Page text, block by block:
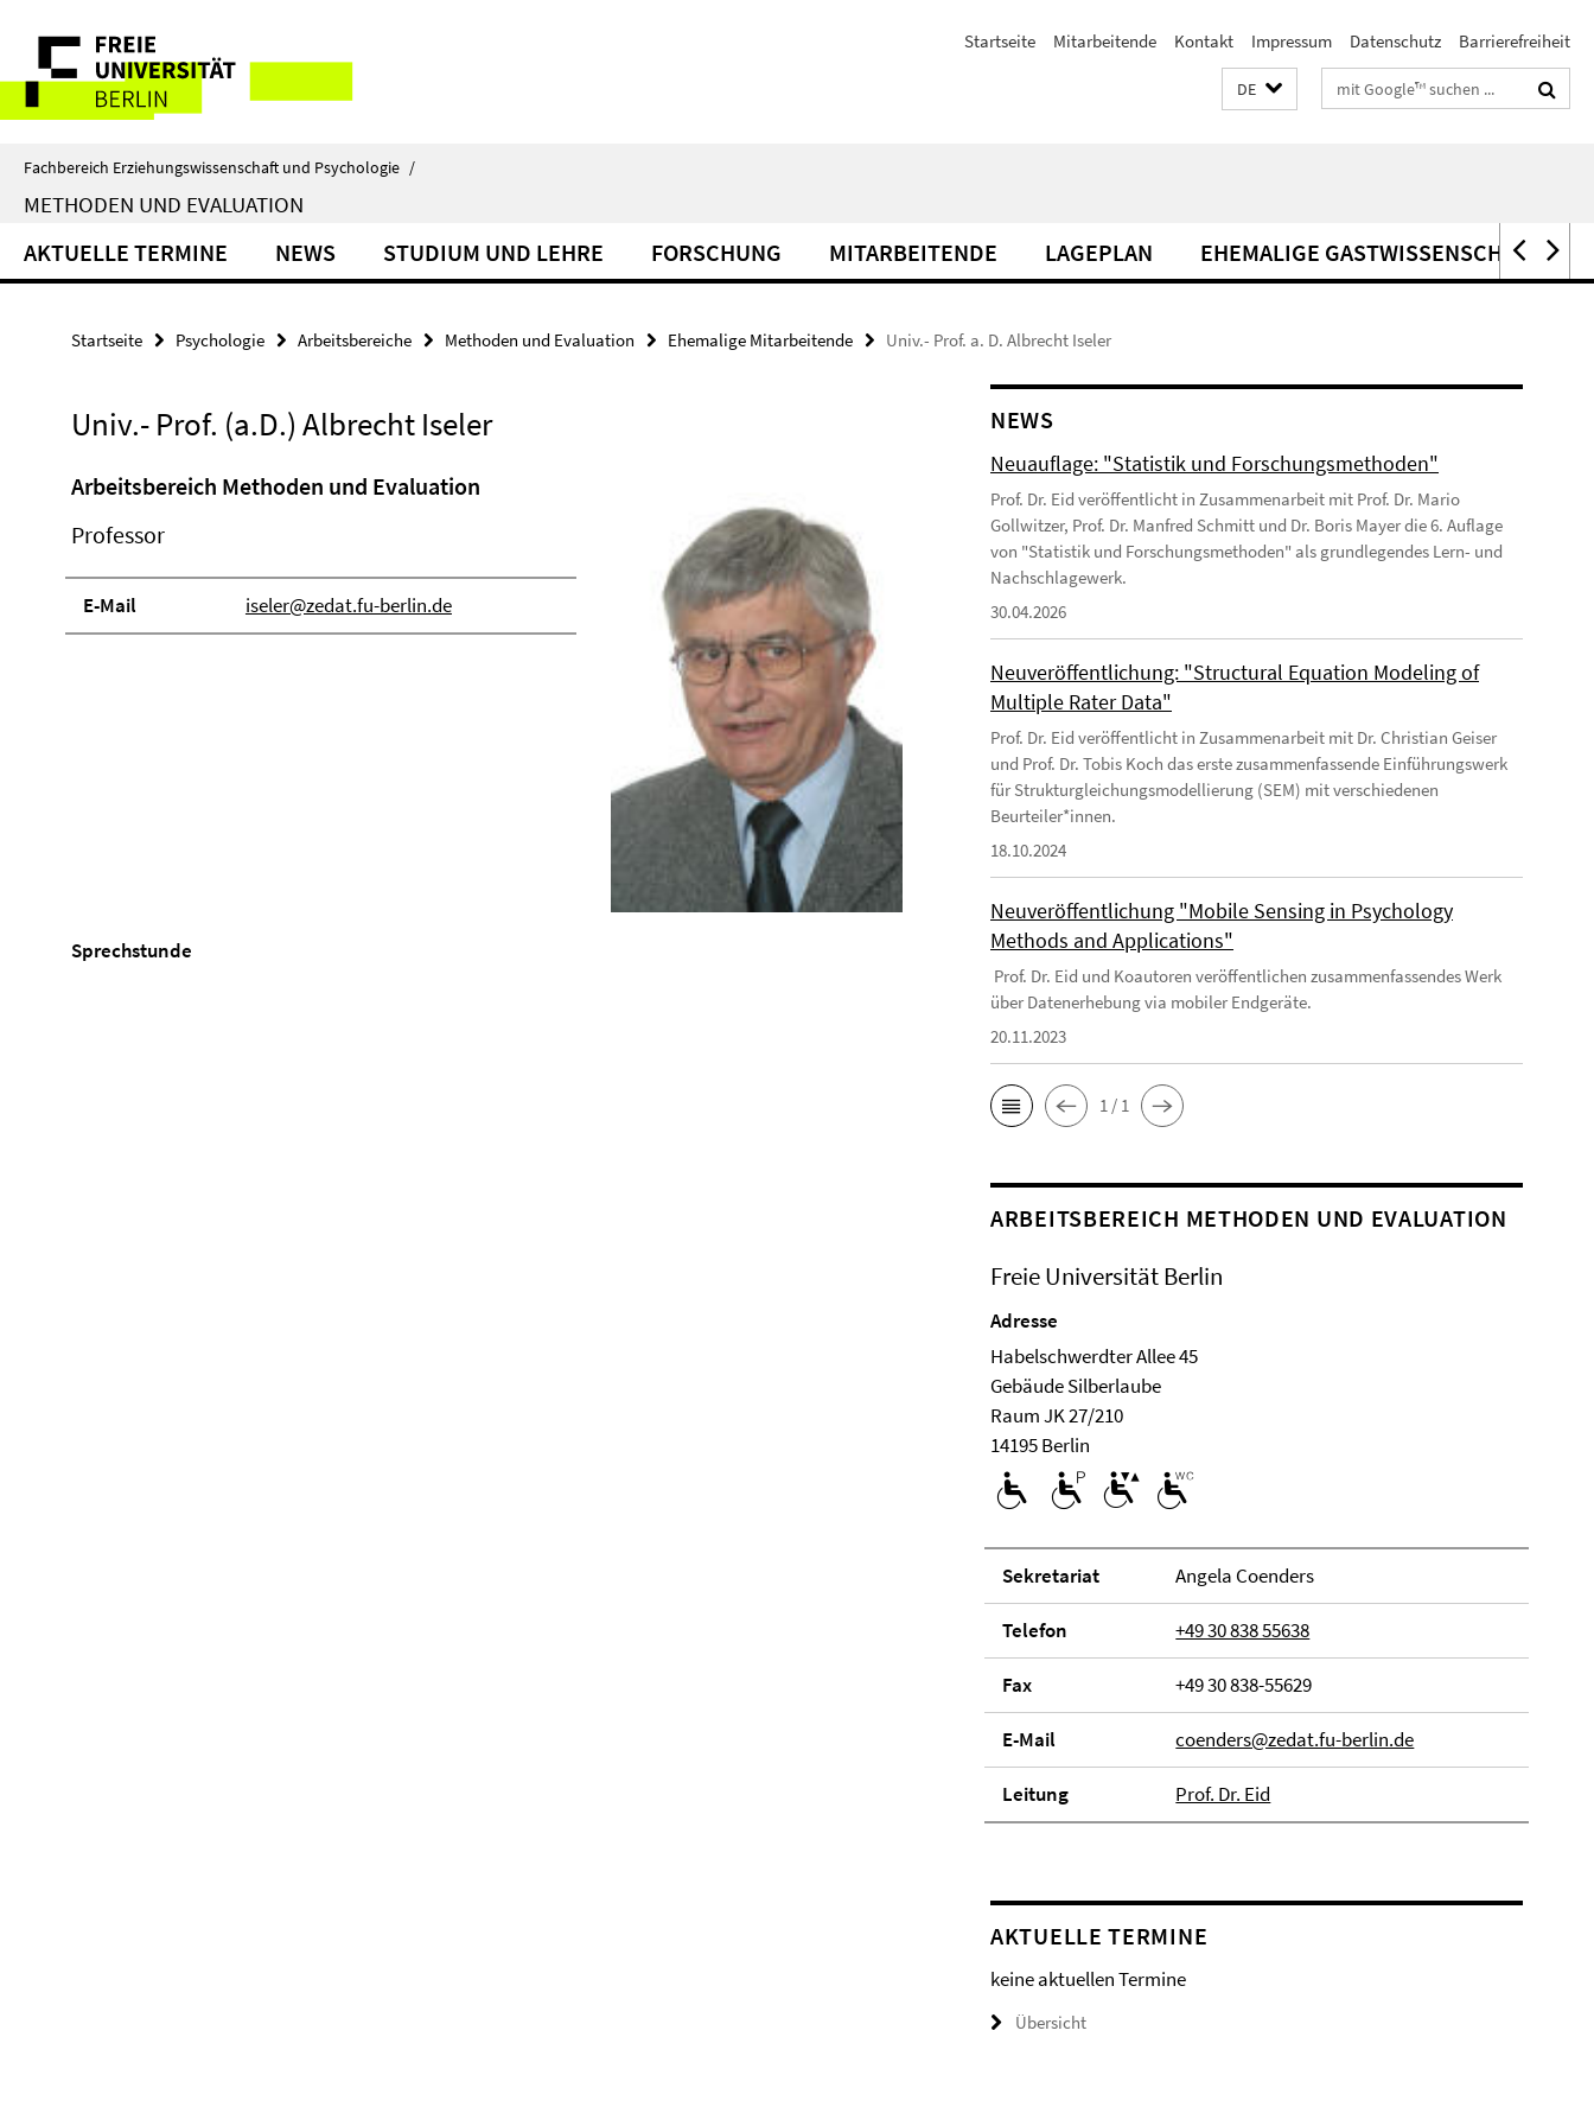
direkt
Inhalt
Service-
Navigation
Startseite Mitarbeitende Kontakt Impressum Datenschutz Barrierefreiheit
DE Suchbegriffe
Fachbereich Erziehungswissenschaft und Psychologie /
METHODEN UND EVALUATION
AKTUELLE TERMINE NEWS STUDIUM UND LEHRE FORSCHUNG MITARBEITENDE LAGEPLAN EHEMALIGE
Startseite Psychologie Arbeitsbereiche Methoden und Evaluation Ehemalige Mitarbeitende Univ.- Prof. a. D. Albrecht Iseler
Univ.- Prof. (a.D.) Albrecht Iseler
Arbeitsbereich Methoden und Evaluation
Professor
E-Mail iseler@zedat.fu-berlin.de
Sprechstunde
NEWS
Neuauflage: "Statistik und Forschungsmethoden"
Prof. Dr. Eid veröffentlicht in Zusammenarbeit mit Prof. Dr. Mario
Gollwitzer, Prof. Dr. Manfred Schmitt und Dr. Boris Mayer die 6. Auflage
von "Statistik und Forschungsmethoden" als grundlegendes Lern- und
Nachschlagewerk.
30.04.2026
Neuveröffentlichung: "Structural Equation Modeling of
Multiple Rater Data"
Prof. Dr. Eid veröffentlicht in Zusammenarbeit mit Dr. Christian Geiser
und Prof. Dr. Tobis Koch das erste zusammenfassende Einführungswerk
für Strukturgleichungsmodellierung (SEM) mit verschiedenen
Beurteiler*innen.
18.10.2024
Neuveröffentlichung "Mobile Sensing in Psychology
Methods and Applications"
Prof. Dr. Eid und Koautoren veröffentlichen zusammenfassendes Werk
über Datenerhebung via mobiler Endgeräte.
20.11.2023
1 / 1
ARBEITSBEREICH METHODEN UND EVALUATION
Freie Universität Berlin
Adresse
Habelschwerdter Allee 45
Ge­bäude Silberlaube
Raum JK 27/210
14195 Berlin
Se­kre­ta­ri­at Angela Coenders
Telefon +49 30 838 55638
Fax +49 30 838-55629
E-Mail coenders@zedat.fu-berlin.de
Lei­tung Prof. Dr. Eid
AKTUELLE TERMINE
keine aktuellen Termine
Übersicht